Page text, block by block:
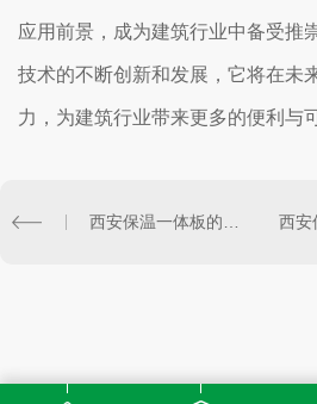
应用前景，成为建筑行业中备受推
技术的不断创新和发展，它将在未
力，为建筑行业带来更多的便利与